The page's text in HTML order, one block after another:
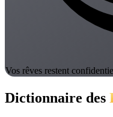
Vos rêves restent
Dictionnaire des